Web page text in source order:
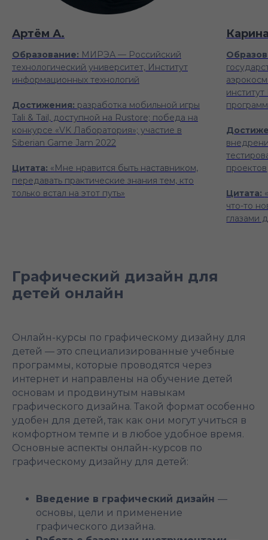
Артём А.
Образование: МИРЭА — Российский
технологический университет, Институт
информационных технологий
Достижения: разработка мобильной игры
Tali & Tail, доступной на Rustore; победа на
конкурсе «VK Лаборатория»; участие в
Siberian Game Jam 2022
Цитата: «Мне нравится быть наставником,
передавать практические знания тем, кто
только встал на этот путь»
проектов
Цитата:
что-то
глазами
Графический дизайн для
детей онлайн
Онлайн-курсы по графическому дизайну для
детей — это специализированные учебные
программы, которые проводятся через
интернет и направлены на обучение детей
основам и продвинутым навыкам
графического дизайна. Такой формат особенно
удобен для детей, так как они могут учиться в
комфортном темпе и в любое удобное время.
Основные аспекты онлайн-курсов по
графическому дизайну для детей:
Введение в графический дизайн —
основы, цели и применение
графического дизайна.